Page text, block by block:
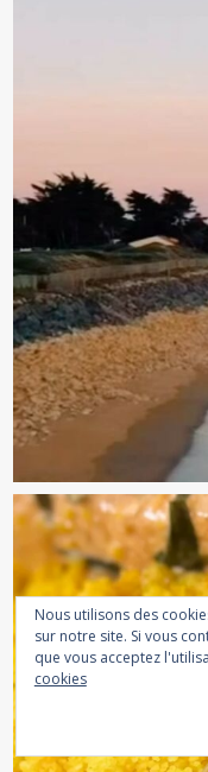
Nous utilisons des
sur notre site. Si vous
que vous acceptez
cookies